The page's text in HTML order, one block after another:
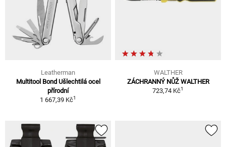
Leatherman
Multitool Bond Ušlechtilá ocel
přírodní
1 667,39 Kč1
WALTHER
ZÁCHRANNÝ NŮŽ WALTHER
723,74 Kč1